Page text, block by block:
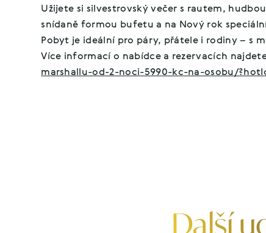
Užijete si silvestrovský večer s rautem,
snídaně formou bufetu a na Nový rok
Pobyt je ideální pro páry, přátele i rodiny – s
Více informací o nabídce a rezervacích
marshallu-od-2-noci-5990-kc-na-osobu/
Další